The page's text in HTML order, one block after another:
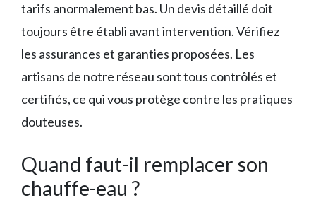
tarifs anormalement bas. Un devis détaillé doit
toujours être établi avant intervention. Vérifiez
les assurances et garanties proposées. Les
artisans de notre réseau sont tous contrôlés et
certifiés, ce qui vous protège contre les pratiques
douteuses.
Quand faut-il remplacer son
chauffe-eau ?